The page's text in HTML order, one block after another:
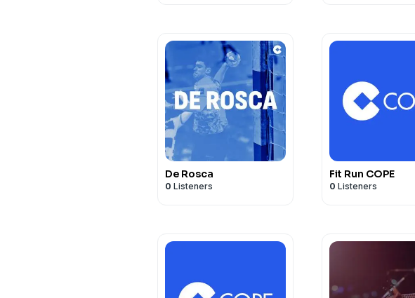
De Rosca
0 Listeners
Fit Run COPE
0 Listeners